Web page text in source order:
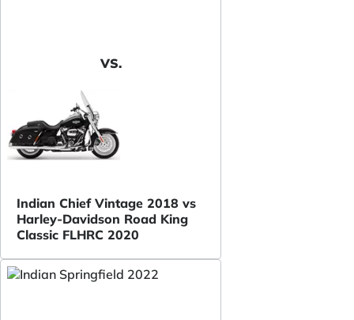
VS.
Indian Chief Vintage 2018 vs
Harley-Davidson Road King
Classic FLHRC 2020